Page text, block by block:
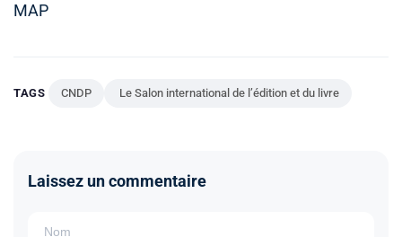
MAP
TAGS CNDP Le Salon international de l’édition et du livre
Laissez un commentaire